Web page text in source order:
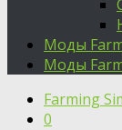
Моды
Моды
Farming
0